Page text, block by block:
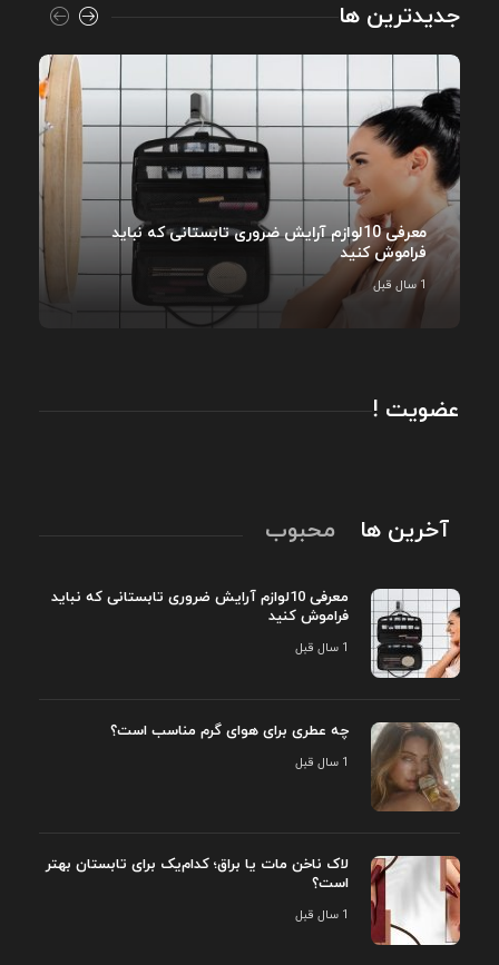
جدیدترین ها
معرفی 10لوازم آرایش ضروری تابستانی که نباید
فراموش کنید
1 سال قبل
عضویت !
آخرین ها محبوب
معرفی 10لوازم آرایش ضروری تابستانی که نباید
فراموش کنید
1 سال قبل
چه عطری برای هوای گرم مناسب است؟
1 سال قبل
لاک ناخن مات یا براق؛ کدام‌یک برای تابستان بهتر
است؟
1 سال قبل